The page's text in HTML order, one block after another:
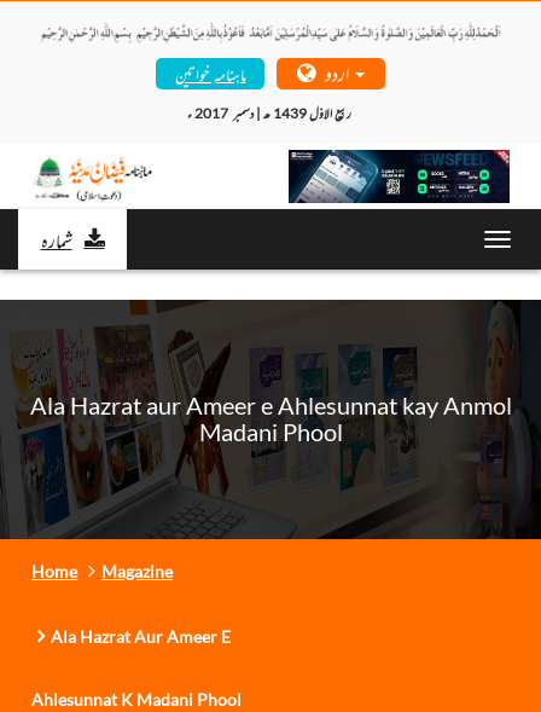
ماہنامہ خواتین
شمارہ
Ala Hazrat aur Ameer e Ahlesunnat kay Anmol
Madani Phool
Home Magazine
Ala Hazrat Aur Ameer E
Ahlesunnat K Madani Phool